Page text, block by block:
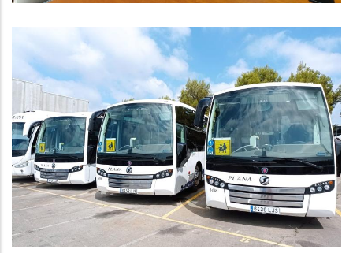
TRANSPORT ESCOLAR CURS 23/24
Educació